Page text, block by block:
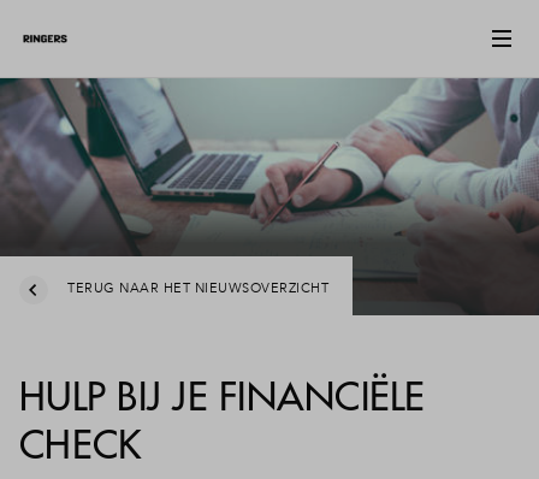
TERUG NAAR HET NIEUWSOVERZICHT
HULP BIJ JE FINANCIËLE
CHECK